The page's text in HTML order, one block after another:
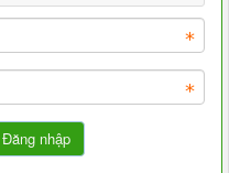
Đăng nhập